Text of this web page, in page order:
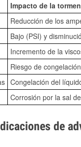
Impacto de la
Reducción de los
Bajo (PSI) y
Incremento de la
Riesgo de
Congelación del
Corrosión por la sal
de